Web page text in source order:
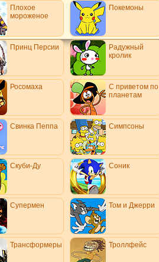
Плохое
мороженое
Покемоны
Принц Персии
Радужный
кролик
Росомаха
С приветом по
планетам
Свинка Пеппа Симпсоны
Скуби-Ду Соник
Супермен Том и Джерри
Трансформеры Троллфейс